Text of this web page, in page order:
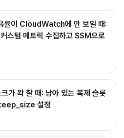
률이 CloudWatch에 안 보일 때:
텀 메트릭 수집하고 SSM으로
가 꽉 찰 때: 남아 있는 복제 슬롯
설정